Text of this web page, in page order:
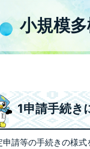
小規模
1申請手続き
申請等の手続きの様